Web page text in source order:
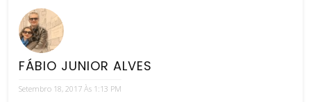
FÁBIO JUNIOR ALVES
Setembro 18, 2017 Às 1:13 PM